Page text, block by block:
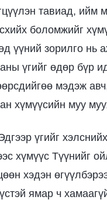
тавиад, ийм
боломжийг
үүний зорилго нь
үгийг өдөр бүр
мэдэж
хүмүүсийн муу
үгийг
хүмүүс Түүнийг
хэдэн
ямар ч